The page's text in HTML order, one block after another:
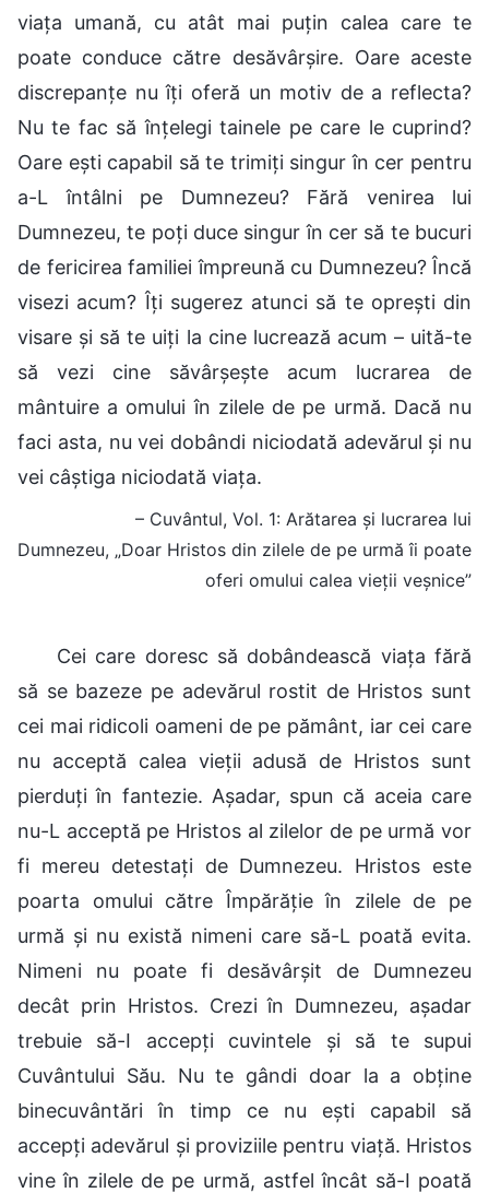
viața umană, cu atât mai puțin calea care te
poate conduce către desăvârșire. Oare aceste
discrepanțe nu îți oferă un motiv de a reflecta?
Nu te fac să înțelegi tainele pe care le cuprind?
Oare ești capabil să te trimiți singur în cer pentru
a-L întâlni pe Dumnezeu? Fără venirea lui
Dumnezeu, te poți duce singur în cer să te bucuri
de fericirea familiei împreună cu Dumnezeu? Încă
visezi acum? Îți sugerez atunci să te oprești din
visare și să te uiți la cine lucrează acum – uită-te
să vezi cine săvârșește acum lucrarea de
mântuire a omului în zilele de pe urmă. Dacă nu
faci asta, nu vei dobândi niciodată adevărul și nu
vei câștiga niciodată viața.
– Cuvântul, Vol. 1: Arătarea și lucrarea lui
Dumnezeu, „Doar Hristos din zilele de pe urmă îi poate
oferi omului calea vieții veșnice”
Cei care doresc să dobândească viața fără
să se bazeze pe adevărul rostit de Hristos sunt
cei mai ridicoli oameni de pe pământ, iar cei care
nu acceptă calea vieții adusă de Hristos sunt
pierduți în fantezie. Așadar, spun că aceia care
nu-L acceptă pe Hristos al zilelor de pe urmă vor
fi mereu detestați de Dumnezeu. Hristos este
poarta omului către Împărăție în zilele de pe
urmă și nu există nimeni care să-L poată evita.
Nimeni nu poate fi desăvârșit de Dumnezeu
decât prin Hristos. Crezi în Dumnezeu, așadar
trebuie să-I accepți cuvintele și să te supui
Cuvântului Său. Nu te gândi doar la a obține
binecuvântări în timp ce nu ești capabil să
accepți adevărul și proviziile pentru viață. Hristos
vine în zilele de pe urmă, astfel încât să-I poată